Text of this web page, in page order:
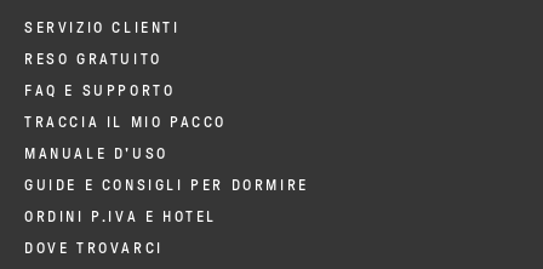
SERVIZIO CLIENTI
RESO GRATUITO
FAQ E SUPPORTO
TRACCIA IL MIO PACCO
MANUALE D'USO
GUIDE E CONSIGLI PER DORMIRE
ORDINI P.IVA E HOTEL
DOVE TROVARCI